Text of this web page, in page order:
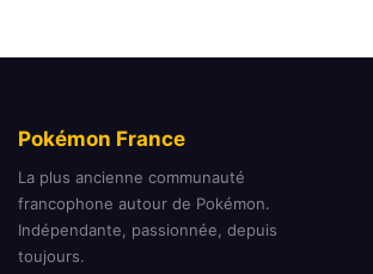
Pokémon France
La plus ancienne communauté
francophone autour de Pokémon.
Indépendante, passionnée, depuis
toujours.